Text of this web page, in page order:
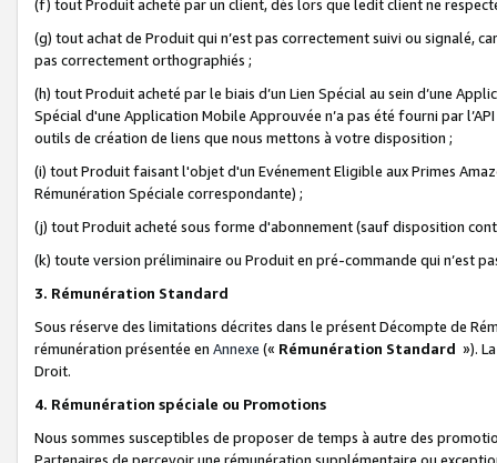
(f) tout Produit acheté par un client, dès lors que ledit client ne
(g) tout achat de Produit qui n’est pas correctement suivi ou signalé,
pas correctement orthographiés ;
(h) tout Produit acheté par le biais d’un Lien Spécial au sein d’une
Spécial d'une Application Mobile Approuvée n’a pas été fourni par
outils de création de liens que nous mettons à votre disposition ;
(i) tout Produit faisant l'objet d'un Evénement Eligible aux Primes
Rémunération Spéciale correspondante) ;
(j) tout Produit acheté sous forme d'abonnement (sauf disposition
(k) toute version préliminaire ou Produit en pré-commande qui n’est
3. Rémunération Standard
Sous réserve des limitations décrites dans le présent Décompte de
rémunération présentée en Annexe (« Rémunération Standard »).
Droit.
4. Rémunération spéciale ou Promotions
Nous sommes susceptibles de proposer de temps à autre des
Partenaires de percevoir une rémunération supplémentaire ou